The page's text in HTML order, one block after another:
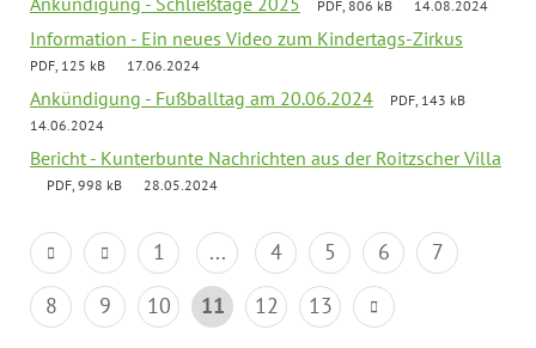
PDF, 806 kB 14.08.2024
Information - Ein neues Video zum Kindertags-Zirkus
PDF, 125 kB 17.06.2024
Ankündigung - Fußballtag am 20.06.2024
PDF, 143 kB
14.06.2024
Bericht - Kunterbunte Nachrichten aus der Roitzscher Villa
PDF, 998 kB 28.05.2024
1 ... 4 5 6
7
8
9 10 11 12 13